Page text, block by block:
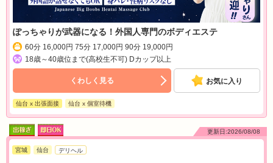
ぽっちゃりが武器になる！外国人専門のボディエステ
60分 16,000円 75分 17,000円 90分 19,000円
18歳～40歳位まで(高校生不可) Dカップ以上
くわしく見る お気に入り
仙台 x 出張面接 仙台 x 個室待機
更新日:2026/08/08
宮城 仙台 デリヘル